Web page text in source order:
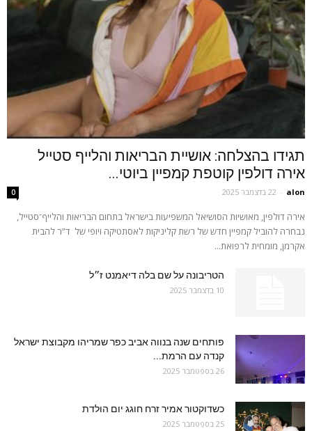
תגידו בהצלחה: אושיית הבריאות והלייף סטייל
אירה דולפין קוטפת קמפיין ביוטי...
alon
- 22 בדצמבר 2025 0
אירה דולפין, מאושיות הסושיאל המשפיעות בישראל בתחום הבריאות והלייף־סטייל,
נבחרה להוביל קמפיין חדש של רשת קליניקות לאסתטיקה ויופי של ד”ר להבית
אקרמן, מומחית לרפואת...
הטריבונה על שם בלה דיאמנט ז״ל
10 בדצמבר 2025
פותחים שנה בנווה אביב כפר שמריהו מקבוצת ישראל
קנדה עם הרמת...
26 בספטמבר 2025
כשדוקטור אמיר זרח חוגג יום הולדת
25 בספטמבר 2025